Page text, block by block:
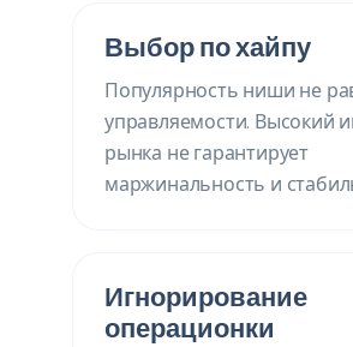
Выбор по хайпу
Популярность ниши не
управляемости. Высокий
рынка не гарантирует
маржинальность и
Игнорирование
операционки